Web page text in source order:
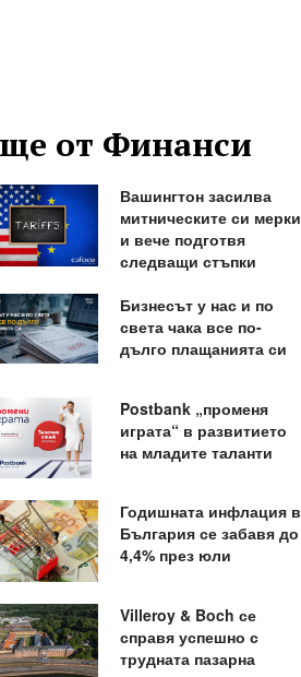
от Финанси
Вашингтон засилва
митническите си мерки
и вече подготвя
следващи стъпки
Бизнесът у нас и по
света чака все по-
дълго плащанията си
Postbank „променя
играта“ в развитието
на младите таланти
Годишната инфлация в
България се забавя до
4,4% през юли
Villeroy & Boch се
справя успешно с
трудната пазарна